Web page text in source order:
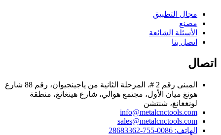
مجال التطبيق
مصنع
الأسئلة الشائعة
اتصل بنا
اتصال
المبنى رقم 2 #، المرحلة الثانية من ياجينجيوان، رقم 88 شارع
هونغ ميان الأول، مجتمع هوالي، شارع هينغانغ، منطقة
لونغغانغ، شنتشن
info@metalcnctools.com
sales@metalcnctools.com
الهاتف: 0086-755-28683362